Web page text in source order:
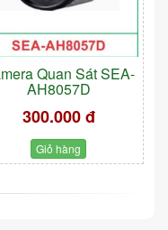
Quan Sát SEA-
AH8057D
300.000 đ
Giỏ hàng